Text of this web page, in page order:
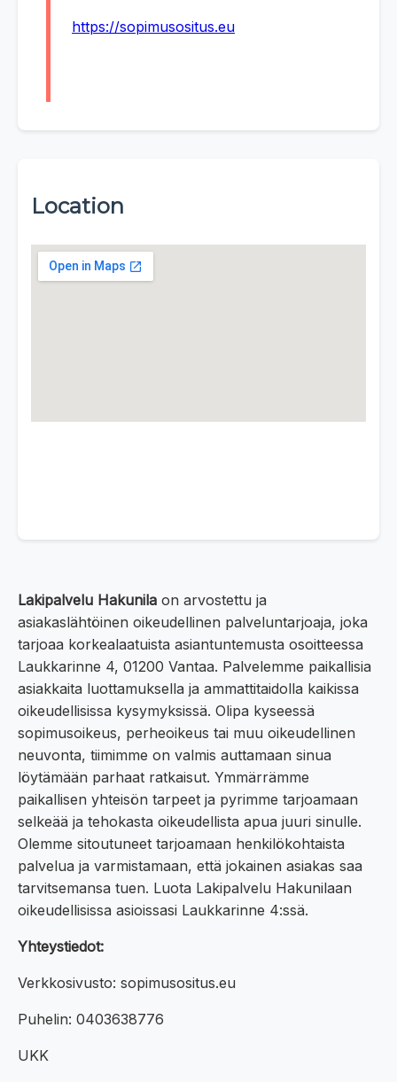
https://sopimusositus.eu
Location
Lakipalvelu Hakunila on arvostettu ja
asiakaslähtöinen oikeudellinen palveluntarjoaja, joka
tarjoaa korkealaatuista asiantuntemusta osoitteessa
Laukkarinne 4, 01200 Vantaa. Palvelemme paikallisia
asiakkaita luottamuksella ja ammattitaidolla kaikissa
oikeudellisissa kysymyksissä. Olipa kyseessä
sopimusoikeus, perheoikeus tai muu oikeudellinen
neuvonta, tiimimme on valmis auttamaan sinua
löytämään parhaat ratkaisut. Ymmärrämme
paikallisen yhteisön tarpeet ja pyrimme tarjoamaan
selkeää ja tehokasta oikeudellista apua juuri sinulle.
Olemme sitoutuneet tarjoamaan henkilökohtaista
palvelua ja varmistamaan, että jokainen asiakas saa
tarvitsemansa tuen. Luota Lakipalvelu Hakunilaan
oikeudellisissa asioissasi Laukkarinne 4:ssä.
Yhteystiedot:
Verkkosivusto: sopimusositus.eu
Puhelin: 0403638776
UKK